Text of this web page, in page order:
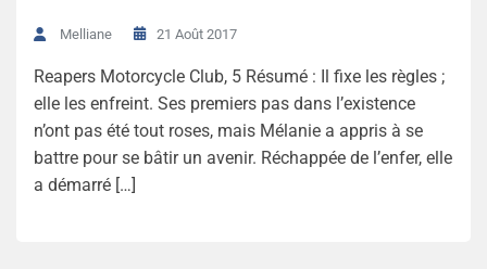
Melliane 21 Août 2017
Reapers Motorcycle Club, 5 Résumé : Il fixe les règles ;
elle les enfreint. Ses premiers pas dans l’existence
n’ont pas été tout roses, mais Mélanie a appris à se
battre pour se bâtir un avenir. Réchappée de l’enfer, elle
a démarré […]